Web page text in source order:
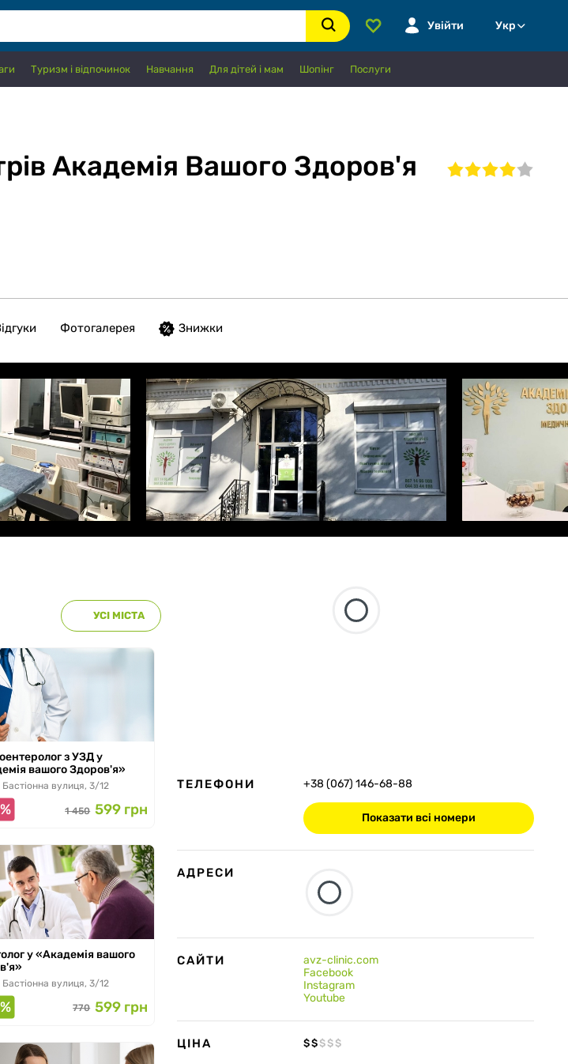
Увійти Укр
Туризм і відпочинок Навчання Для дітей і мам Шопінг Послуги
Академія Вашого Здоров'я
Фотогалерея Знижки
УСІ МІСТА
по 30.11.2026
з УЗД у
вашого Здоров'я»
вулиця, 3/12
1 450 599 грн
по 30.11.2026
у «Академія вашого
вулиця, 3/12
770 599 грн
ТЕЛЕФОНИ +38 (067) 146-68-88
Показати всі номери
АДРЕСИ
САЙТИ
avz-clinic.com
Facebook
Instagram
Youtube
ЦІНА $$ $ $ $